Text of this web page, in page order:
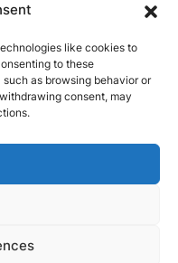
like cookies to
to these
as browsing behavior or
consent, may
टी20 लीग भविष्यवाणियाँ
क्रिकेट भविष्यवाणियाँ